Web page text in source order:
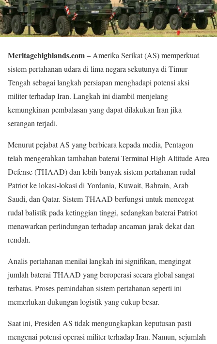
Meritagehighlands.com– Amerika Serikat (AS) memperkuat
sistem pertahanan udara di lima negara sekutunya di Timur
Tengah sebagai langkah persiapan menghadapi potensi aksi
militer terhadap Iran. Langkah ini diambil menjelang
kemungkinan pembalasan yang dapat dilakukan Iran jika
serangan terjadi.
Menurut pejabat AS yang berbicara kepada media, Pentagon
telah mengerahkan tambahan baterai Terminal High Altitude Area
Defense (THAAD) dan lebih banyak sistem pertahanan rudal
Patriot ke lokasi-lokasi di Yordania, Kuwait, Bahrain, Arab
Saudi, dan Qatar. Sistem THAAD berfungsi untuk mencegat
rudal balistik pada ketinggian tinggi, sedangkan baterai Patriot
menawarkan perlindungan terhadap ancaman jarak dekat dan
rendah.
Analis pertahanan menilai langkah ini signifikan, mengingat
jumlah baterai THAAD yang beroperasi secara global sangat
terbatas. Proses pemindahan sistem pertahanan seperti ini
memerlukan dukungan logistik yang cukup besar.
Saat ini, Presiden AS tidak mengungkapkan keputusan pasti
mengenai potensi operasi militer terhadap Iran. Namun, sejumlah